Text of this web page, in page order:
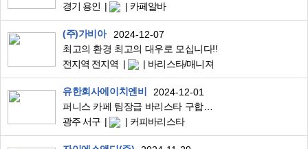
경기 용인
카페알바
(주)가비아
2024-12-07
최고의 환경 최고의 대우로 모십니다!!
전지역 전지역
바리스타/매니져
유한회사에이치엔비
2024-12-01
퍼니스 카페 팀장급 바리스타 구합니다
광주 서구
커피바리스타